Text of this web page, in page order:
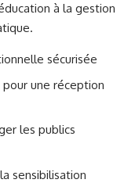
à la gestion
sécurisée
une réception
les publics
sensibilisation